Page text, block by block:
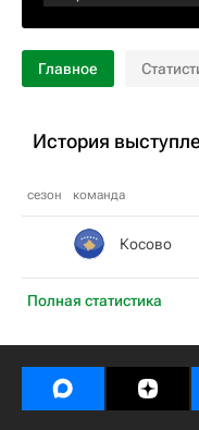
Главное
История
сезон команда
Полная статистика
Косово